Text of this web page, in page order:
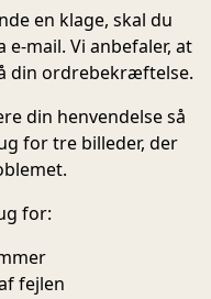
en klage, skal du
mail. Vi anbefaler, at
din ordrebekræftelse.
din henvendelse så
for tre billeder, der
for:
fejlen